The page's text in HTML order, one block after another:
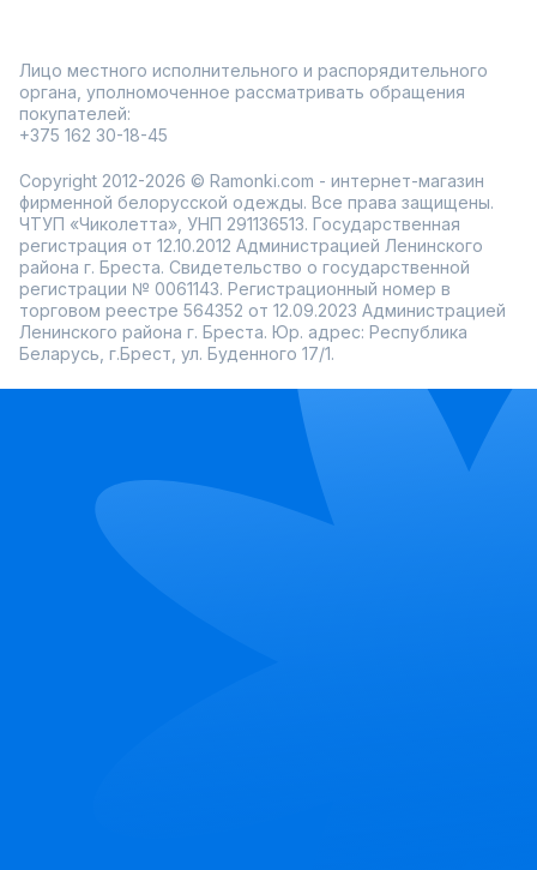
Лицо местного исполнительного и распорядительного
органа, уполномоченное рассматривать обращения
покупателей:
+375 162 30-18-45
Copyright 2012-2026 © Ramonki.com - интернет-магазин
фирменной белорусской одежды. Все права защищены.
ЧТУП «Чиколетта», УНП 291136513. Государственная
регистрация от 12.10.2012 Администрацией Ленинского
района г. Бреста. Свидетельство о государственной
регистрации № 0061143. Регистрационный номер в
торговом реестре 564352 от 12.09.2023 Администрацией
Ленинского района г. Бреста. Юр. адрес: Республика
Беларусь, г.Брест, ул. Буденного 17/1.